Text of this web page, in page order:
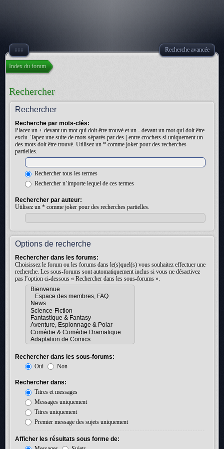
↓↓↓ Recherche avancée
Index du forum
Rechercher
Rechercher
Recherche par mots-clés:
Placez un + devant un mot qui doit être trouvé et un - devant un mot qui doit être
exclu. Tapez une suite de mots séparés par des
entre crochets si uniquement un
des mots doit être trouvé. Utilisez un * comme joker pour des recherches
partielles.
Rechercher tous les termes
Rechercher n’importe lequel de ces termes
Rechercher par auteur:
Utilisez un * comme joker pour des recherches partielles.
Options de recherche
Rechercher dans les forums:
Choisissez le forum ou les forums dans le(s)quel(s) vous souhaitez effectuer une
recherche. Les sous-forums sont automatiquement inclus si vous ne désactivez
pas l’option ci-dessous « Rechercher dans les sous-forums ».
Rechercher dans les sous-forums:
Oui
Non
Rechercher dans:
Titres et messages
Messages uniquement
Titres uniquement
Premier message des sujets uniquement
Afficher les résultats sous forme de: